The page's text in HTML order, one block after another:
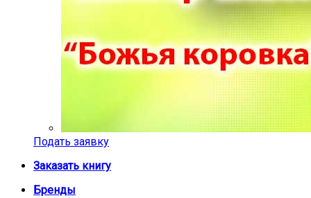
Подать заявку
Заказать книгу
Бренды